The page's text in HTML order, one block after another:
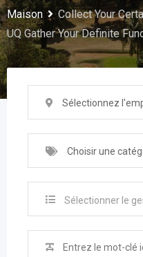
Maison
Collect Your
UQ Gather Your Definite
Sélectionnez
Choisir une
Sélectionner le